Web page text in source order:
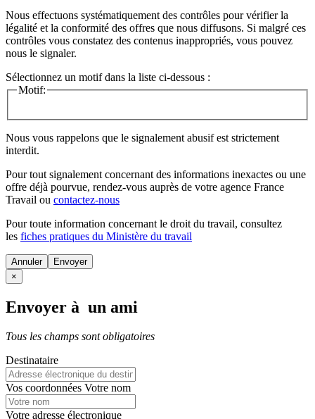
Nous effectuons systématiquement des contrôles pour vérifier la
légalité et la conformité des offres que nous diffusons. Si malgré ces
contrôles vous constatez des contenus inappropriés, vous pouvez
nous le signaler.
Sélectionnez un motif dans la liste ci-dessous :
Motif:
Nous vous rappelons que le signalement abusif est strictement
interdit.
Pour tout signalement concernant des informations inexactes ou une
offre déjà pourvue, rendez-vous auprès de votre agence France
Travail ou contactez-nous
Pour toute information concernant le droit du travail, consultez
les fiches pratiques du Ministère du travail
Annuler
×
Envoyer à un ami
Tous les champs sont obligatoires
Destinataire
Vos coordonnées Votre nom
Votre adresse électronique